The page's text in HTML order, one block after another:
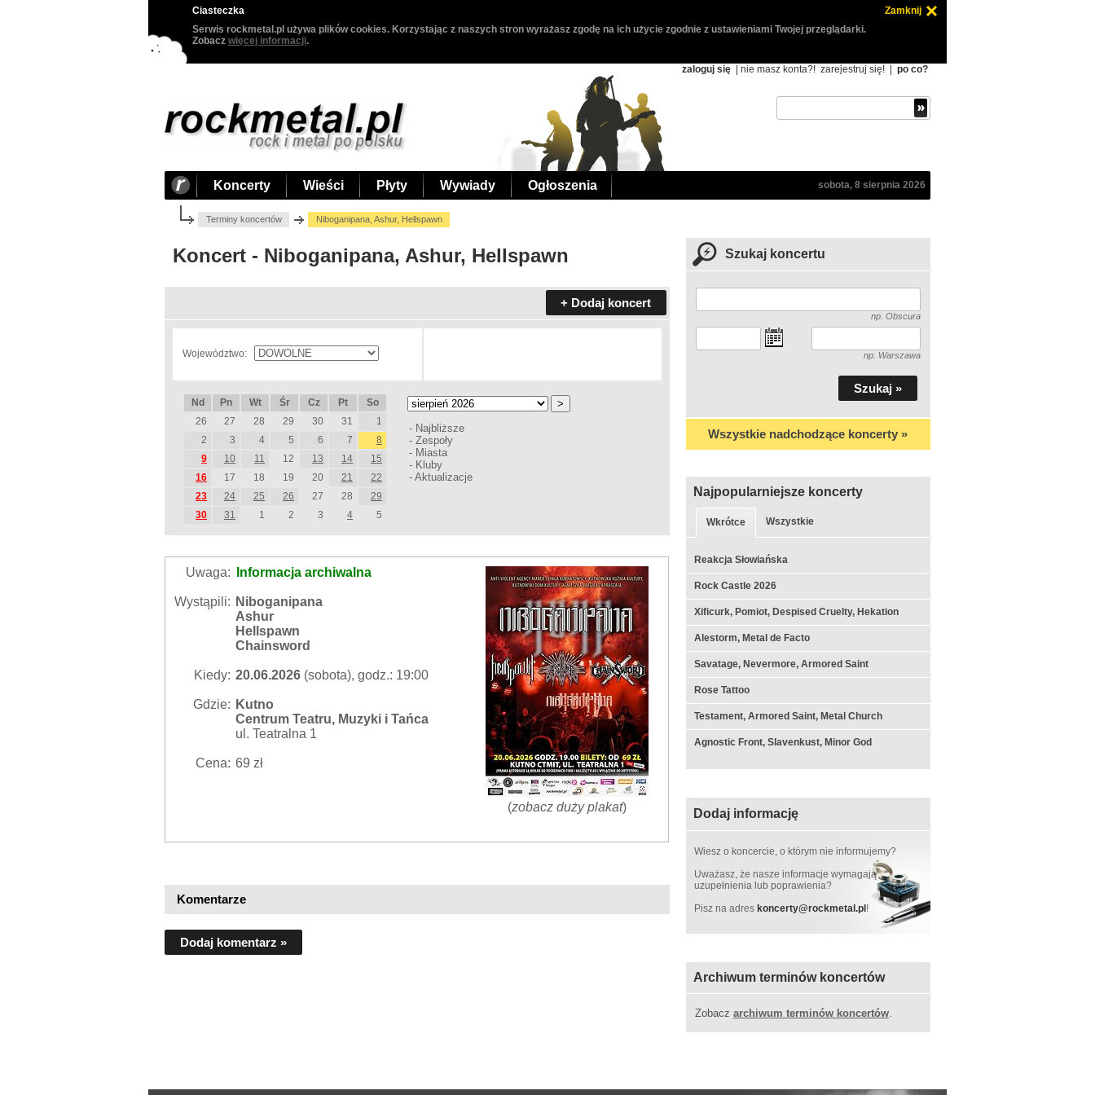
Ciasteczka
Zamknij
Serwis rockmetal.pl używa plików cookies. Korzystając z naszych stron wyrażasz zgodę na ich użycie zgodnie z ustawieniami Twojej przeglądarki.
Zobacz więcej informacji.
zaloguj się | nie masz konta?! zarejestruj się! po co?
Koncerty Wieści Płyty Wywiady Ogłoszenia sobota, 8 sierpnia 2026
Terminy koncertów Niboganipana, Ashur, Hellspawn
Koncert - Niboganipana, Ashur, Hellspawn
+ Dodaj koncert
Województwo:
Nd Pn Wt Śr Cz Pt
So
26
27 28 29 30 31
1
2
3 4 5 6 7
8
9
10 11 12 13 14
15
16
17 18 19 20 21
22
23
24 25 26 27 28
29
30
31 1 2 3 4 5
- Najbliższe
- Zespoły
- Miasta
- Kluby
- Aktualizacje
Uwaga: Informacja archiwalna
Wystąpili: Niboganipana
Ashur
Hellspawn
Chainsword
Kiedy: 20.06.2026(sobota), godz.: 19:00
Gdzie: Kutno
Centrum Teatru, Muzyki i Tańca
ul. Teatralna 1
Cena: 69 zł
(zobacz duży plakat)
Komentarze
Dodaj komentarz »
Szukaj koncertu
np. Obscura
np. Warszawa
Wszystkie nadchodzące koncerty »
Najpopularniejsze koncerty
Wkrótce Wszystkie
Reakcja Słowiańska
Rock Castle 2026
Xificurk, Pomiot, Despised Cruelty, Hekation
Alestorm, Metal de Facto
Savatage, Nevermore, Armored Saint
Rose Tattoo
Testament, Armored Saint, Metal Church
Agnostic Front, Slavenkust, Minor God
Dodaj informację
Wiesz o koncercie, o którym nie informujemy?
Uważasz, że nasze informacje wymagają
uzupełnienia lub poprawienia?
Pisz na adres koncerty@rockmetal.pl!
Archiwum terminów koncertów
Zobacz archiwum terminów koncertów.